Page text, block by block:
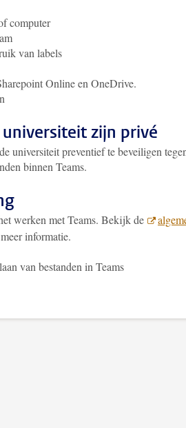
computer
van labels
Online en OneDrive.
universiteit zijn privé
universiteit preventief te beveiligen
binnen Teams.
werken met Teams. Bekijk de
informatie.
van bestanden in Teams